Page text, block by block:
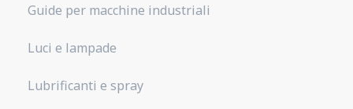
Guide per macchine industriali
Luci e lampade
Lubrificanti e spray